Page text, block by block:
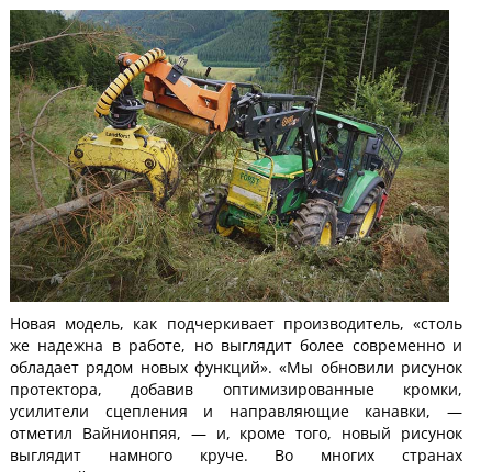
Новая модель, как подчеркивает производитель, «столь
же надежна в работе, но выглядит более современно и
обладает рядом новых функций». «Мы обновили рисунок
протектора, добавив оптимизированные кромки,
усилители сцепления и направляющие канавки, —
отметил Вайнионпяя, — и, кроме того, новый рисунок
выглядит намного круче. Во многих странах